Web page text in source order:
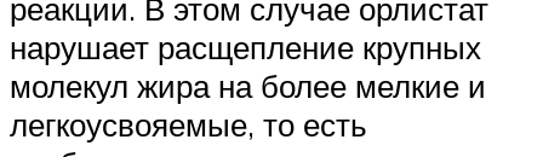
реакции. В этом случае орлистат
нарушает расщепление крупных
молекул жира на более мелкие и
легкоусвояемые, то есть